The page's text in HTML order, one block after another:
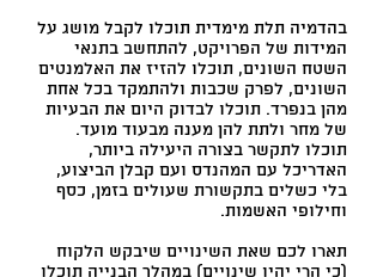
בהדמיה תלת מימדית תוכלו לקבל מושג על
המידות של הפרויקט, להתחשב בתנאי
השטח השונים, תוכלו להזיז את האלמנטים
השונים, לפרק שכבות ולהתמקד בכל אחת
מהן בנפרד. תוכלו לבדוק היום את הבעיות
של מחר ולתת להן מענה מבעוד מועד.
תוכלו לתקשר בצורה היעילה ביותר,
האדריכל עם המהנדס ועם קבלן הביצוע,
בלי כשלים בתקשורת שעולים בזמן, כסף
וחילופי האשמות.
תארו לכם שאת השינויים שיבקש הלקוח
(כי הרי יהיו שינויים) במהלך הבנייה תוכלו